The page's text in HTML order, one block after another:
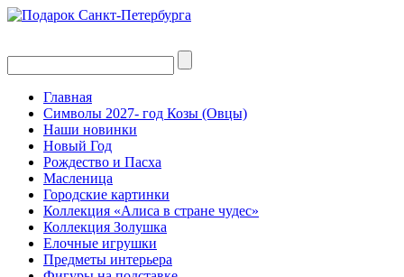
Главная
Символы 2027- год Козы (Овцы)
Наши новинки
Новый Год
Рождество и Пасха
Масленица
Городские картинки
Коллекция «Алиса в стране чудес»
Коллекция Золушка
Елочные игрушки
Предметы интерьера